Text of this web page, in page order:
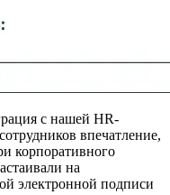
с нашей HR-
впечатление,
корпоративного
на
электронной подписи